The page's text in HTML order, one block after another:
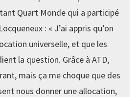
Quart Monde qui a participé
: « J’ai appris qu’on
universelle, et que les
la question. Grâce à ATD,
mais ça me choque que des
nous donner une allocation,